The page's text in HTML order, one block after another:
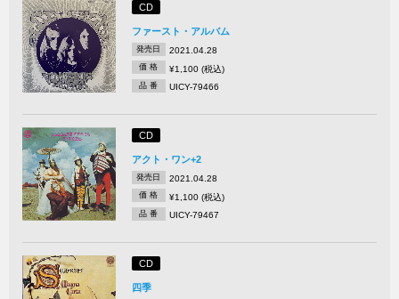
CD
ファースト・アルバム
発売日 2021.04.28
価 格 ¥1,100 (税込)
品 番 UICY-79466
CD
アクト・ワン+2
発売日 2021.04.28
価 格 ¥1,100 (税込)
品 番 UICY-79467
CD
四季